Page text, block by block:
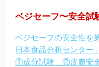
ベジセーフ〜安全試
ベジセーフの安全性を
日本食品分析センター
①成分試験 ②皮膚安